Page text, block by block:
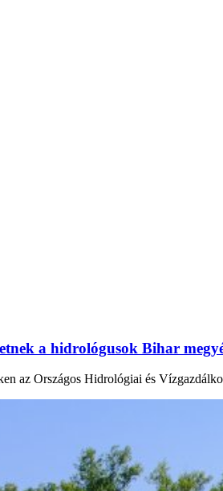
a hidrológusok Bihar
az Országos Hidrológiai és